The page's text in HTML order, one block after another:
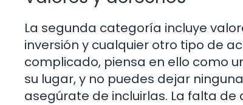
La segunda categoría incluye
inversión y cualquier otro tipo de
complicado, piensa en ello como
su lugar, y no puedes dejar
asegúrate de incluirlas. La falta